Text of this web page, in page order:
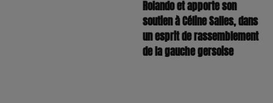
Rolando et apporte son
soutien à Céline Salles, dans
un esprit de rassemblement
de la gauche gersoise